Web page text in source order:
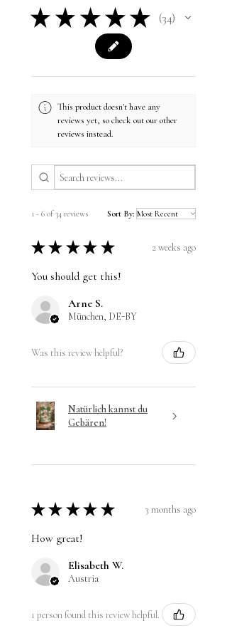
★ ★ ★ ★ ★ 34
34
This product doesn't have any
reviews yet, so check out our other
reviews instead.
1 - 6 of 34 reviews Sort By:
★ ★ ★ ★ ★ 2 weeks ago
You should get this!
Arne S.
München, DE-BY
Was this review helpful?
Natürlich kannst du
Gebären!
★ ★ ★ ★ ★ 3 months ago
How great!
Elisabeth W.
Austria
1 person found this review helpful.